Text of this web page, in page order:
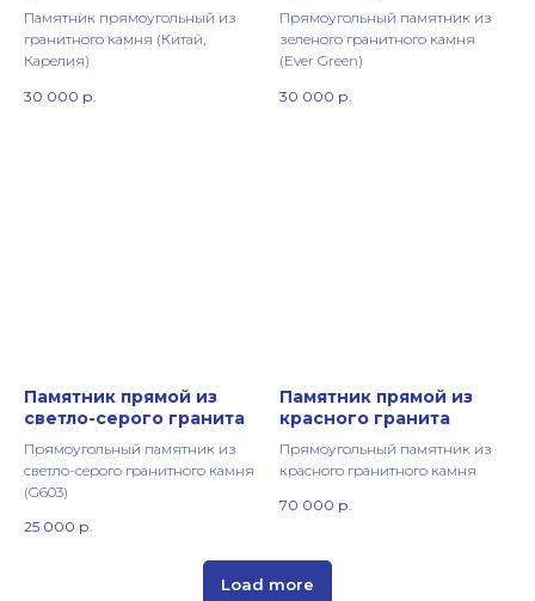
Памятник прямоугольный из
гранитного камня (Китай,
Карелия)
30 000 р.
Прямоугольный памятник из
зеленого гранитного камня
(Ever Green)
30 000 р.
Памятник прямой из
светло-серого гранита
Прямоугольный памятник из
светло-серого гранитного камня
(G603)
25 000 р.
Памятник прямой из
красного гранита
Прямоугольный памятник из
красного гранитного камня
70 000 р.
Load more